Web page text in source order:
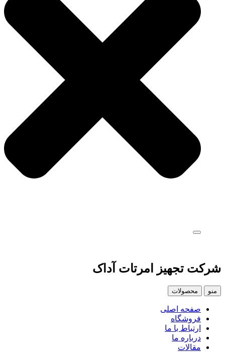
شرکت تجهیز امرتات آداک
منو محصولات
صفحه اصلی
فروشگاه
ارتباط با ما
درباره ما
مقالات